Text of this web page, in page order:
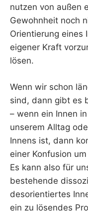
nutzen von außen
Gewohnheit noch
Orientierung eines
eigener Kraft
lösen.
Wenn wir schon
sind, dann gibt es
– wenn ein Innen
unserem Alltag
Innens ist, dann
einer Konfusion
Es kann also für
bestehende
desorientiertes
ein zu lösendes